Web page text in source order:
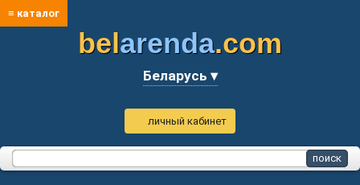
≡ каталог
belarenda.com
Беларусь ▾
личный кабинет